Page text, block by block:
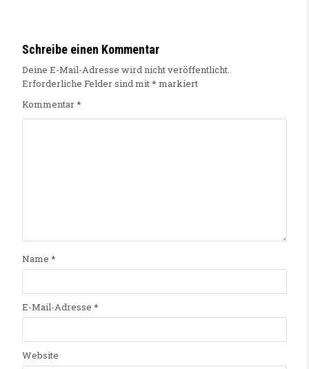
Schreibe einen Kommentar
Deine E-Mail-Adresse wird nicht veröffentlicht.
Erforderliche Felder sind mit* markiert
Kommentar*
Name *
E-Mail-Adresse *
Website